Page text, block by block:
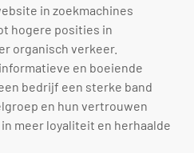
in zoekmachines
hogere posities in
organisch verkeer.
en boeiende
bedrijf een sterke band
en hun vertrouwen
meer loyaliteit en herhaalde